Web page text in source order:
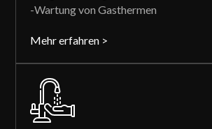
-Wartung von Gasthermen
Mehr erfahren >